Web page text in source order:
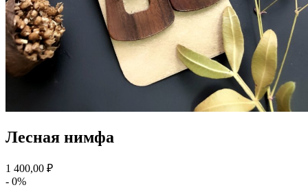
Лесная нимфа
1 400,00 ₽
- 0%